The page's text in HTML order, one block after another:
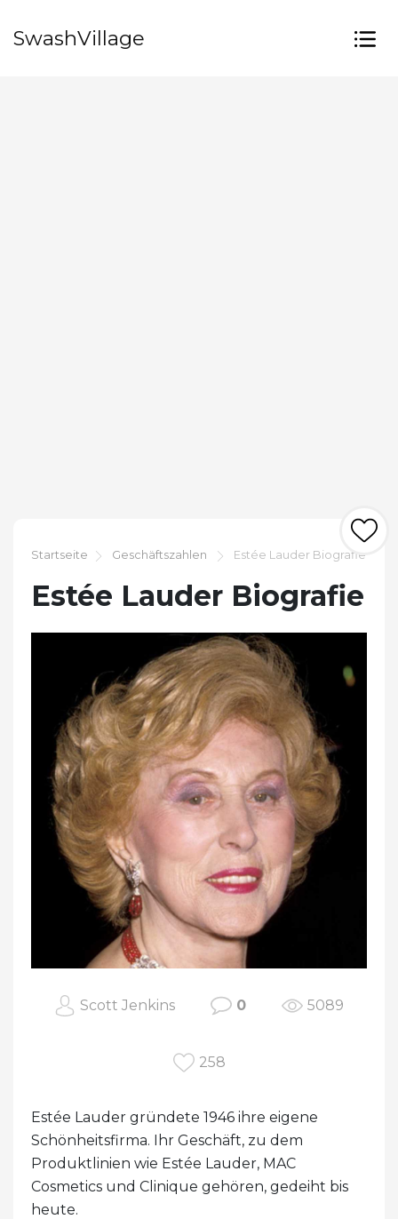
SwashVillage
Startseite Geschäftszahlen Estée Lauder Biografie
Estée Lauder Biografie
Scott Jenkins 0 5089
258
Estée Lauder gründete 1946 ihre eigene
Schönheitsfirma. Ihr Geschäft, zu dem
Produktlinien wie Estée Lauder, MAC
Cosmetics und Clinique gehören, gedeiht bis
heute.